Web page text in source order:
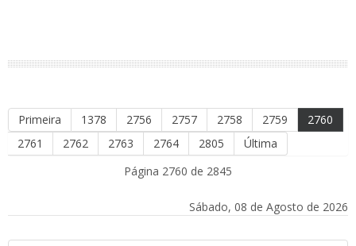
Primeira 1378 2756 2757 2758 2759
2760
2761
2762 2763 2764 2805
Última
Página 2760 de 2845
Sábado, 08 de Agosto de 2026